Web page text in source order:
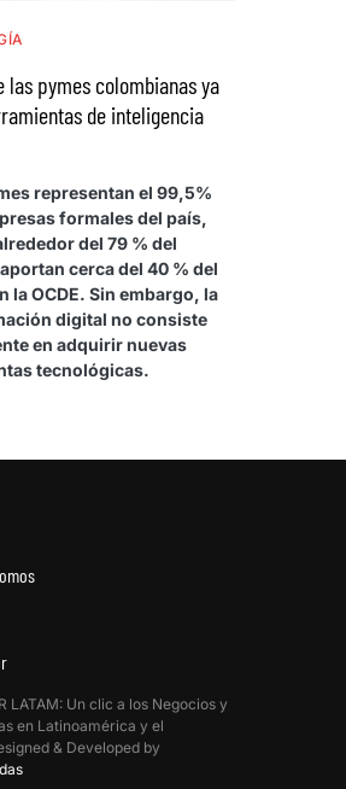
las pymes colombianas ya
de inteligencia
representan el 99,5%
formales del país,
del 79 % del
cerca del 40 % del
la OCDE. Sin embargo, la
digital no consiste
en adquirir nuevas
tecnológicas.
LATAM: Un clic a los Negocios y
en Latinoamérica y el
& Developed by